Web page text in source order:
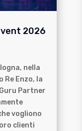
2026
nella
Re Enzo, la
Partner
vogliono
clienti